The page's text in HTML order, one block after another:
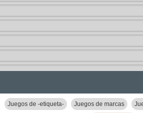
Juegos de -etiqueta- Juegos de marcas